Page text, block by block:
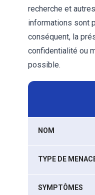
recherche et
informations sont
conséquent, la
confidentialité ou
possible.
NOM
TYPE DE
SYMPTÔMES